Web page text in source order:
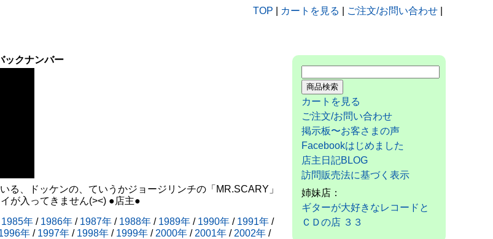
TOP カートを見る ご注文/お問い合わせ
ックナンバー
る、ドッケンの、ていうかジョージリンチの「MR.SCARY」
が入ってきません(><) ●店主●
1985年 / 1986年 / 1987年 / 1988年 / 1989年 / 1990年 / 1991年 /
年 / 1997年 / 1998年 / 1999年 / 2000年 / 2001年 / 2002年 /
カートを見る
ご注文/お問い合わせ
掲示板〜お客さまの声
Facebookはじめました
店主日記BLOG
訪問販売法に基づく表示
姉妹店：
ギターが大好きなレコードと
ＣＤの店 ３３